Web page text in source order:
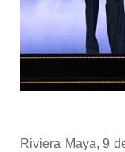
Riviera Maya, 9